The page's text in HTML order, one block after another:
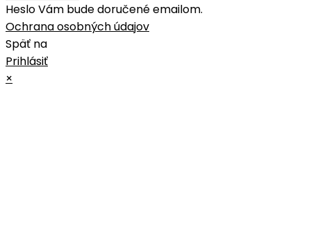
Heslo Vám bude doručené emailom.
Ochrana osobných údajov
Späť na
Prihlásiť
×